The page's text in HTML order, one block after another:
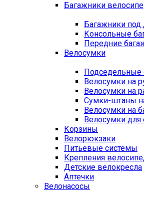
Багажники
Багажники
Консольные
Передние
Велосумки
Подседельные
Велосумки на
Велосумки на
Сумки-штаны
Велосумки на
Велосумки для
Корзины
Велорюкзаки
Питьевые системы
Крепления
Детские велокресла
Аптечки
Велонасосы